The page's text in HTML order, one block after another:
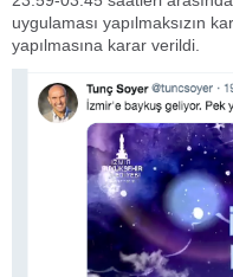
uygulaması yapılmaksızın
yapılmasına karar verildi.